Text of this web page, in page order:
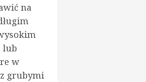
na
lub
w
grubymi